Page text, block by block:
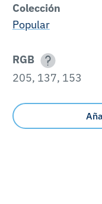
Colección
Popular
RGB
205, 137, 153